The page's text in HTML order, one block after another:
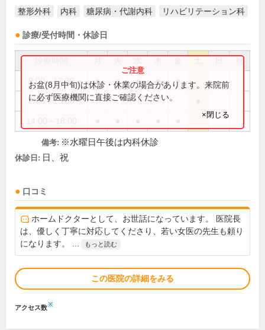
整形外科 内科 糖尿病・代謝内科 リハビリテーション科
診療/受付時間・休診日
祝
9:00～12:30 ● ● ● ● ●
9:00～13:00
お盆(8月中旬)は休診・休業の場合があります。来院前
に必ず医療機関に直接ご確認ください。
×閉じる
備考: ※水曜日午後は内科休診
休診日: 日、祝
口コミ
ホームドクターとして、お世話になっています。 医院長
は、優しく丁寧に対応してくださり、若い女医の先生も頼り
になります。 ...
もっと読む
この医院の詳細をみる
アクセス数※